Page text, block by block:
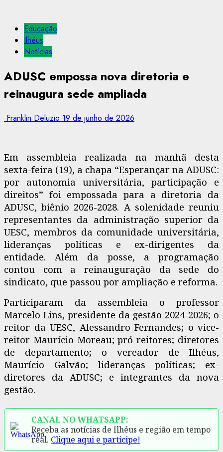
Educação
Ilhéus
Notícias
ADUSC empossa nova diretoria e
reinaugura sede ampliada
Franklin Deluzio 19 de junho de 2026
Em assembleia realizada na manhã desta
sexta-feira (19), a chapa “Esperançar na ADUSC:
por autonomia universitária, participação e
direitos” foi empossada para a diretoria da
ADUSC, biênio 2026-2028. A solenidade reuniu
representantes da administração superior da
UESC, membros da comunidade universitária,
lideranças políticas e ex-dirigentes da
entidade. Além da posse, a programação
contou com a reinauguração da sede do
sindicato, que passou por ampliação e reforma.
Participaram da assembleia o professor
Marcelo Lins, presidente da gestão 2024-2026; o
reitor da UESC, Alessandro Fernandes; o vice-
reitor Maurício Moreau; pró-reitores; diretores
de departamento; o vereador de Ilhéus,
Maurício Galvão; lideranças políticas; ex-
diretores da ADUSC; e integrantes da nova
gestão.
CANAL NO WHATSAPP:
Receba as notícias de Ilhéus e região em tempo
real. Clique aqui e participe!